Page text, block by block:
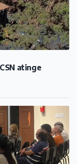
atinge